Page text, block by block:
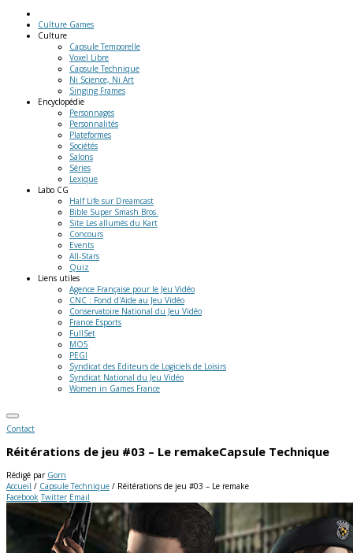
Culture Games
Culture
Capsule Temporelle
Voxel Libre
Capsule Technique
Ni Science, Ni Art
Singing Frames
Encyclopédie
Personnages
Personnalités
Plateformes
Sociétés
Salons
Séries
Lexique
Labo CG
Half Life sur Dreamcast
Bible Super Smash Bros.
Site Les allumés du Kart
Concours
Events
All-Stars
Quiz
Liens utiles
Agence Française pour le Jeu Vidéo
CNC : Fond d'Aide au Jeu Vidéo
Conservatoire National du Jeu Vidéo
France Esports
FullSet
MO5
PEGI
Syndicat des Editeurs de Logiciels de Loisirs
Syndicat National du Jeu Vidéo
Women in Games France
Contact
Réitérations de jeu #03 – Le remakeCapsule Technique
Rédigé par Gorn
Accueil / Capsule Technique / Réitérations de jeu #03 – Le remake
Facebook Twitter Email